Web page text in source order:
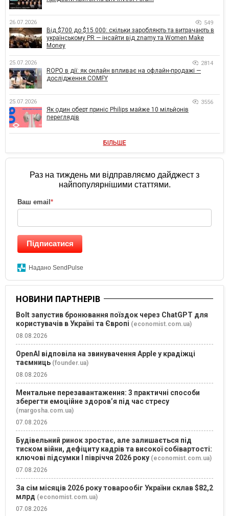
26.07.2026 549
Від $700 до $15 000: скільки заробляють та витрачають в
українському PR — інсайти від znamy та Women Make
Money
25.07.2026 2814
ROPO в дії: як онлайн впливає на офлайн-продажі —
дослідження COMFY
25.07.2026 3556
Як один оберт приніс Philips майже 10 мільйонів
переглядів
БІЛЬШЕ
Раз на тиждень ми відправляємо дайджест з
найпопулярнішими статтями.
Ваш email *
Підписатися
Надано SendPulse
НОВИНИ ПАРТНЕРІВ
Bolt запустив бронювання поїздок через ChatGPT для
користувачів в Україні та Європі (economist.com.ua)
08.08.2026
OpenAI відповіла на звинувачення Apple у крадіжці
таємниць (founder.ua)
08.08.2026
Ментальне перезавантаження: 3 практичні способи
зберегти емоційне здоров’я під час стресу
(margosha.com.ua)
07.08.2026
Будівельний ринок зростає, але залишається під
тиском війни, дефіциту кадрів та високої собівартості:
ключові підсумки І півріччя 2026 року (economist.com.ua)
07.08.2026
За сім місяців 2026 року товарообіг України склав $82,2
млрд (economist.com.ua)
07.08.2026